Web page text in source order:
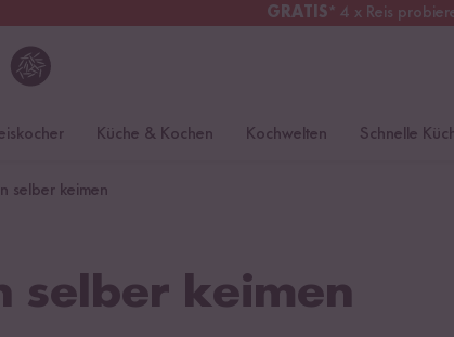
GRATIS* 4 x Reis
Küche & Kochen Kochwelten Schnelle
selber keimen
selber keimen